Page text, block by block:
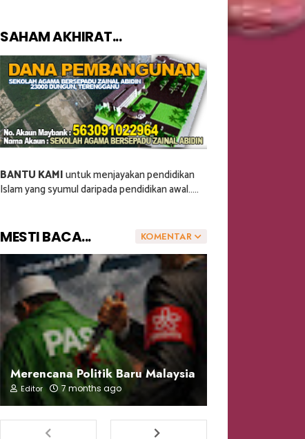
SAHAM AKHIRAT...
BANTU KAMIuntuk menjayakan pendidikan
Islam yang syumul daripada pendidikan awal.....
KOMENTAR
MESTI BACA...
Merencana Politik Baru Malaysia
Editor 7 months ago